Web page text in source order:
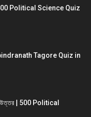
| 500 Political Science Quiz
Tagore Quiz in
ও উত্তর | 500 Political